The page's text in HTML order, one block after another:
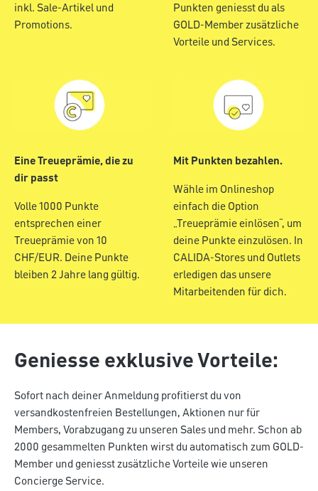
inkl. Sale-Artikel und
Promotions.
Punkten geniesst du als
GOLD-Member zusätzliche
Vorteile und Services.
Eine Treueprämie, die zu
dir passt
Volle 1000 Punkte
entsprechen einer
Treueprämie von 10
CHF/EUR. Deine Punkte
bleiben 2 Jahre lang gültig.
Mit Punkten bezahlen.
Wähle im Onlineshop
einfach die Option
„Treueprämie einlösen“, um
deine Punkte einzulösen. In
CALIDA-Stores und Outlets
erledigen das unsere
Mitarbeitenden für dich.
Geniesse exklusive Vorteile:
Sofort nach deiner Anmeldung profitierst du von
versandkostenfreien Bestellungen, Aktionen nur für
Members, Vorabzugang zu unseren Sales und mehr. Schon ab
2000 gesammelten Punkten wirst du automatisch zum GOLD-
Member und geniesst zusätzliche Vorteile wie unseren
Concierge Service.